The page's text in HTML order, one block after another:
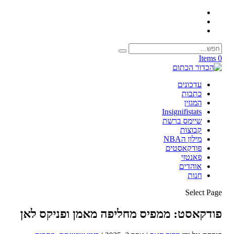
0 Items
עדכונים
כתבות
המגזין
Insignifistats
שיימס ברשת
קבוצות
מילון הNBA
פודקאסטים
פאנטזי
אוהדים
חנות
Select Page
פודקאסט: ממפיס מחליפה מאמן ופניקס לאן